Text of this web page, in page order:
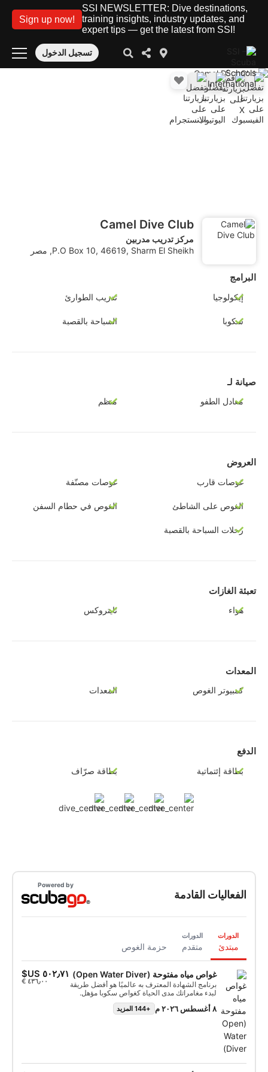
SSI NEWSLETTER: Dive destinations,
training insights, industry updates, and
expert tips — get the latest from SSI!
Sign up now!
تسجيل الدخول
Camel Dive Club
مركز تدريب مدربين
P.O Box 10, 46619, Sharm El Sheikh, مصر
البرامج
إيكولوجيا تدريب الطوارئ
سكوبا السباحة بالقصبة
صيانة لـ
معادل الطفو منظم
العروض
غوصات قارب غوصات مصنّفة
الغوص على الشاطئ الغوص في حطام السفن
رحلات السباحة بالقصبة
تعبئة الغازات
هواء نايتروكس
المعدات
كمبيوتر الغوص المعدات
الدفع
بطاقة إئتماتية بطاقة صرّاف
الفعاليات القادمة
Powered by
الدورات
مبتدئ
الدورات
متقدم حزمة الغوص
غواص مياه مفتوحة (Open Water Diver)
برنامج الشهادة المعترف به عالميًا هو أفضل طريقة
لبدء مغامراتك مدى الحياة كغواص سكوبا مؤهل.
يتم الجمع بين التدريب المخصص وجلسات التدريب
المائي لضمان حصولك على المهارات والخبرة
٨ أغسطس ٢٠٢٦ م +144 المزيد